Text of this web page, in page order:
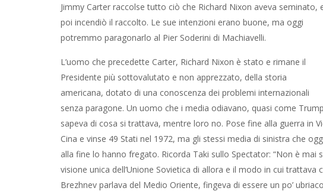
Jimmy Carter raccolse tutto ciò che Richard Nixon aveva seminato,
erano buone, ma oggi potremmo paragonarlo al Pier Soderini di
L’uomo che precedette Carter, Richard Nixon è stato e rimane il
della storia americana, dotato di una conoscenza dei problemi
media odiavano, quasi come Trump e Oswald Mosley, perché
loro no. Pose fine alla guerra in Vietnam, aprì le porte all’Unione
gli stessi media di sinistra che oggi dirigono Washington e
Taki sullo Spectator: “Non è mai stato apertamente amareggiato e
di allora e il modo in cui trattava con i leader sovietici. Ogni volta
fingeva di essere un po’ ubriaco e lo avvertiva di non pensarci
atomiche. Oggi, con l’attuale guerra di logoramento – perché di
Nixon fosse in giro con una soluzione. Ogni essere umano